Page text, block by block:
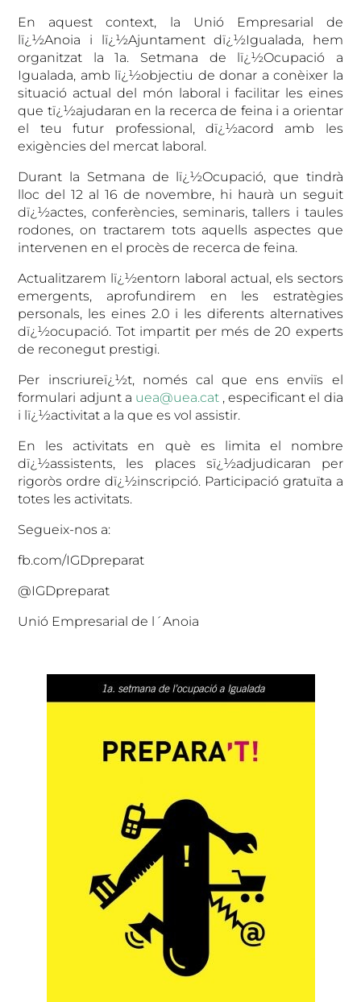
En aquest context, la Unió Empresarial de
lï¿½Anoia i lï¿½Ajuntament dï¿½Igualada, hem
organitzat la 1a. Setmana de lï¿½Ocupació a
Igualada, amb lï¿½objectiu de donar a conèixer la
situació actual del món laboral i facilitar les eines
que tï¿½ajudaran en la recerca de feina i a orientar
el teu futur professional, dï¿½acord amb les
exigències del mercat laboral.
Durant la Setmana de lï¿½Ocupació, que tindrà
lloc del 12 al 16 de novembre, hi haurà un seguit
dï¿½actes, conferències, seminaris, tallers i taules
rodones, on tractarem tots aquells aspectes que
intervenen en el procès de recerca de feina.
Actualitzarem lï¿½entorn laboral actual, els sectors
emergents, aprofundirem en les estratègies
personals, les eines 2.0 i les diferents alternatives
dï¿½ocupació. Tot impartit per més de 20 experts
de reconegut prestigi.
Per inscriureï¿½t, només cal que ens enviïs el
formulari adjunt a uea@uea.cat, especificant el dia
i lï¿½activitat a la que es vol assistir.
En les activitats en què es limita el nombre
dï¿½assistents, les places sï¿½adjudicaran per
rigoròs ordre dï¿½inscripció. Participació gratuïta a
totes les activitats.
Segueix-nos a:
fb.com/IGDpreparat
@IGDpreparat
Unió Empresarial de l´Anoia